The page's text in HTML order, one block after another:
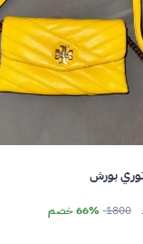
بورش
1800 66% خصم